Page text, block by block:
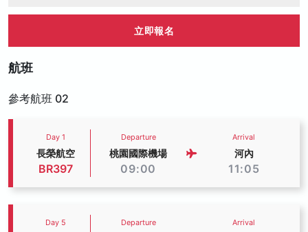
立即報名
航班
參考航班 02
Day 1
長榮航空
BR397
Departure
桃園國際機場
09:00
Arrival
河內
11:05
Day 5 Departure Arrival